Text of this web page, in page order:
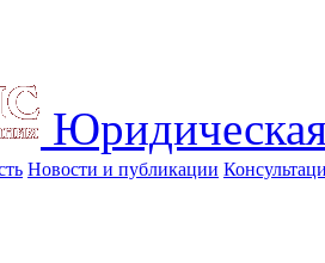
Новости и публикации